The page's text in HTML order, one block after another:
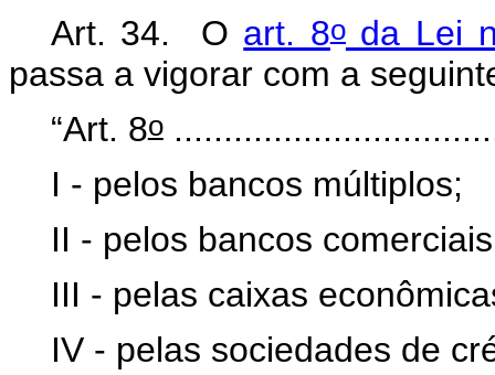
Art. 34. O art. 8oda Lei
passa a vigorar com a
“Art. 8o
I - pelos bancos múltiplos;
II - pelos bancos
III - pelas caixas
IV - pelas sociedades de